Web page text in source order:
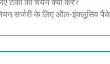
टर्की का चयन क्यों करें?
सर्जरी के लिए ऑल-इंक्लूसिव